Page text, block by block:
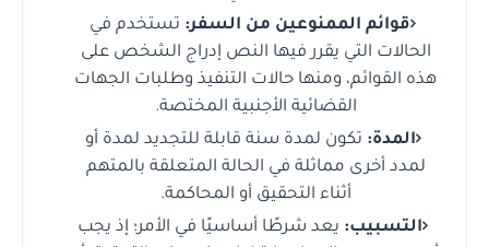
قوائم الممنوعين من السفر: تستخدم في
الحالات التي يقرر فيها النص إدراج الشخص على
هذه القوائم، ومنها حالات التنفيذ وطلبات الجهات
القضائية الأجنبية المختصة.
المدة: تكون لمدة سنة قابلة للتجديد لمدة أو
لمدد أخرى مماثلة في الحالة المتعلقة بالمتهم
أثناء التحقيق أو المحاكمة.
التسبيب: يعد شرطًا أساسيًا في الأمر؛ إذ يجب